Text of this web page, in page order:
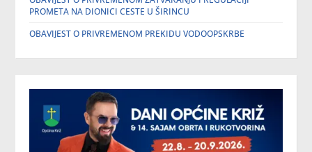
PROMETA NA DIONICI CESTE U ŠIRINCU
OBAVIJEST O PRIVREMENOM PREKIDU VODOOPSKRBE